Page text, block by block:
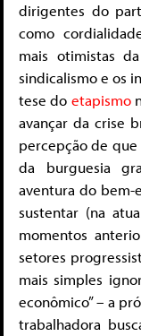
dirigentes do
como
mais otimistas
sindicalismo e os
tese do etapismo
avançar da crise
percepção de que
da burguesia
aventura do bem-
sustentar (na
momentos
setores
mais simples
econômico” – a
trabalhadora